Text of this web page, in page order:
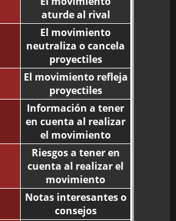
aturde al rival
El movimiento
neutraliza o cancela
proyectiles
El movimiento refleja
proyectiles
Información a tener
en cuenta al realizar
el movimiento
Riesgos a tener en
cuenta al realizar el
movimiento
Notas interesantes o
consejos